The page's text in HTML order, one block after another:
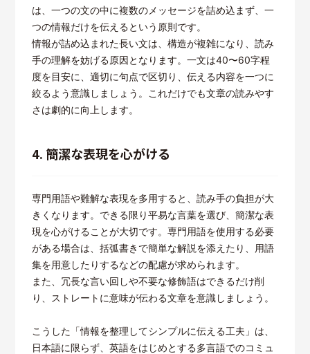
は、一つの文の中に複数のメッセージを詰め込まず、一
つの情報だけを伝えるという原則です。
情報が詰め込まれた長い文は、構造が複雑になり、読み
手の理解を妨げる原因となります。一文は40〜60字程
度を目安に、適切に句点で区切り、伝える内容を一つに
絞るよう意識しましょう。これだけでも文章の読みやす
さは劇的に向上します。
4. 簡潔な表現を心がける
専門用語や難解な表現を多用すると、読み手の負担が大
きくなります。できる限り平易な言葉を選び、簡潔な表
現を心がけることが大切です。専門用語を使用する必要
がある場合は、括弧書きで簡単な解説を添えたり、用語
集を用意したりするなどの配慮が求められます。
また、冗長な言い回しや不要な修飾語はできるだけ削
り、ストレートに意味が伝わる文章を意識しましょう。
こうした「情報を整理してシンプルに伝える工夫」は、
日本語に限らず、英語をはじめとする多言語でのコミュ